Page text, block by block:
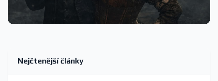
Nejčtenější články